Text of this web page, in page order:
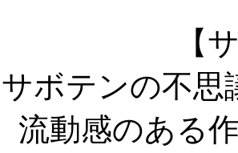
【
サボテンの不
流動感のある